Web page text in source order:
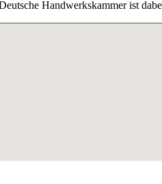
Handwerkskammer ist